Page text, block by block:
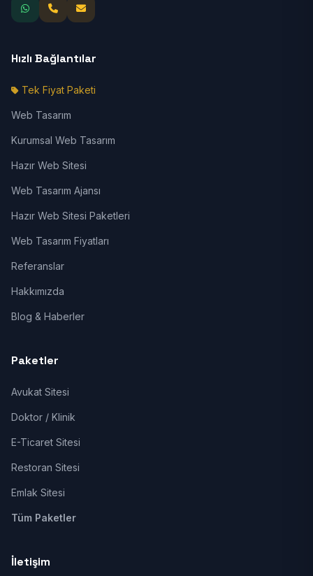
Hızlı Bağlantılar
Tek Fiyat Paketi
Web Tasarım
Kurumsal Web Tasarım
Hazır Web Sitesi
Web Tasarım Ajansı
Hazır Web Sitesi Paketleri
Web Tasarım Fiyatları
Referanslar
Hakkımızda
Blog & Haberler
Paketler
Avukat Sitesi
Doktor / Klinik
E-Ticaret Sitesi
Restoran Sitesi
Emlak Sitesi
Tüm Paketler
İletişim